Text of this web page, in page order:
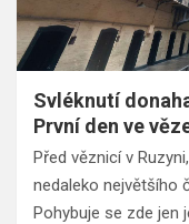
Svléknutí
První den ve
Před věznicí v
nedaleko největšího
Pohybuje se zde jen